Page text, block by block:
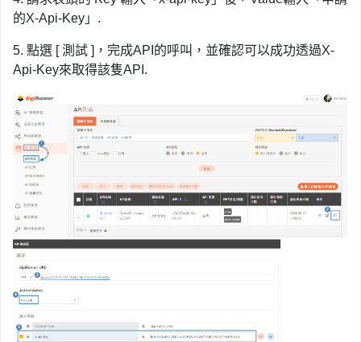
的X-Api-Key」.
5. 點選 [ 測試 ]，完成API的呼叫，並確認可以成功透過X-
Api-Key來取得該隻API.